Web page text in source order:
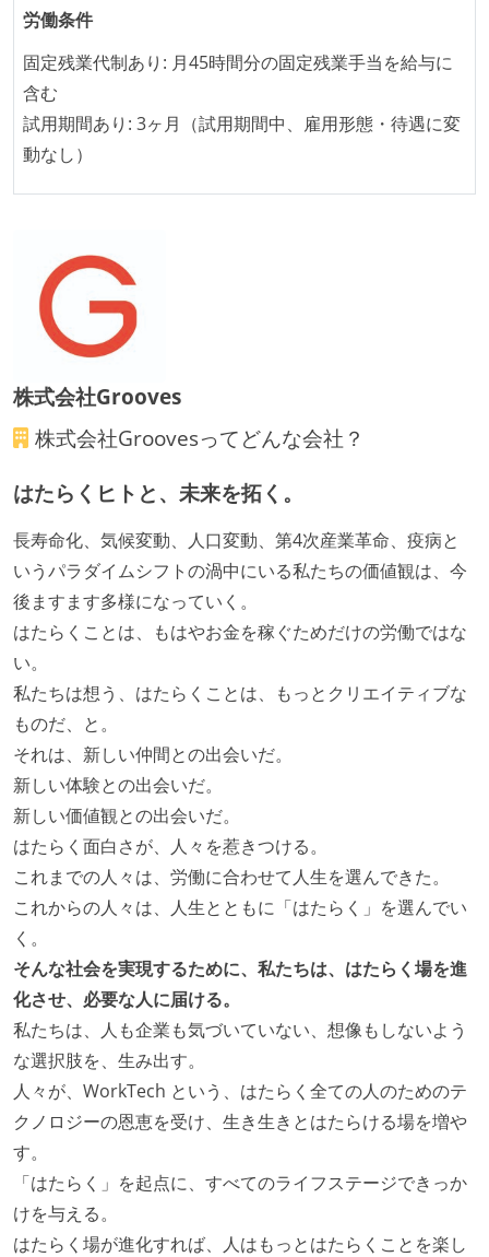
自動（＝システム化され、1コマンドで実行できる）
コードによるインフラ構成管理（Infrastructure as
Code）の環境が整備されている
オープンな情報共有
KPI などチームの目標・実績値について、メンバーの
ドキュメントの整備やペアプロ、モブワークなど、ナ
レッジの共有を積極的に行っている（属人性を減らす
取り組みをしている）
労働環境の自由度
フレックスタイム制または裁量労働制を採用している
待遇・福利厚生
入社時には、各自希望のスペックの PC やディスプレ
イが支給される
希望者には定価 6 万円以上のオフィスチェアが支給さ
ストックオプションまたは自社株購入支援制度がある
労働条件
固定残業代制あり: 月45時間分の固定残業手当を給与に
含む
試用期間あり: 3ヶ月（試用期間中、雇用形態・待遇に変
動なし）
株式会社Grooves
株式会社Groovesってどんな会社？
はたらくヒトと、未来を拓く。
長寿命化、気候変動、人口変動、第4次産業革命、疫病と
いうパラダイムシフトの渦中にいる私たちの価値観は、今
後ますます多様になっていく。
はたらくことは、もはやお金を稼ぐためだけの労働ではな
い。
私たちは想う、はたらくことは、もっとクリエイティブな
ものだ、と。
それは、新しい仲間との出会いだ。
新しい体験との出会いだ。
新しい価値観との出会いだ。
はたらく面白さが、人々を惹きつける。
これまでの人々は、労働に合わせて人生を選んできた。
これからの人々は、人生とともに「はたらく」を選んでい
く。
そんな社会を実現するために、私たちは、はたらく場を進
化させ、必要な人に届ける。
私たちは、人も企業も気づいていない、想像もしないよう
な選択肢を、生み出す。
人々が、WorkTech という、はたらく全ての人のためのテ
クノロジーの恩恵を受け、生き生きとはたらける場を増や
す。
「はたらく」を起点に、すべてのライフステージできっか
けを与える。
はたらく場が進化すれば、人はもっとはたらくことを楽し